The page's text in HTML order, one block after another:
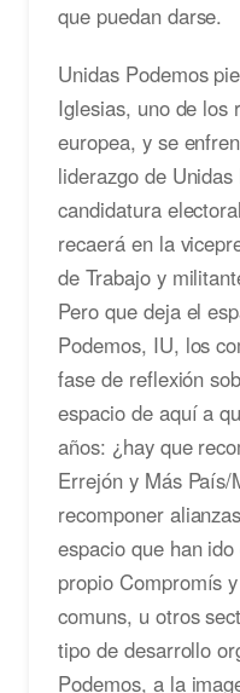
que puedan darse.
Unidas Podemos
Iglesias, uno de los
europea, y se
liderazgo de
candidatura
recaerá en la
de Trabajo y
Pero que deja el
Podemos, IU, los
fase de reflexión
espacio de aquí a
años: ¿hay que
Errejón y Más
recomponer
espacio que han
propio Compromís
comuns, u otros
tipo de desarrollo
Podemos, a la